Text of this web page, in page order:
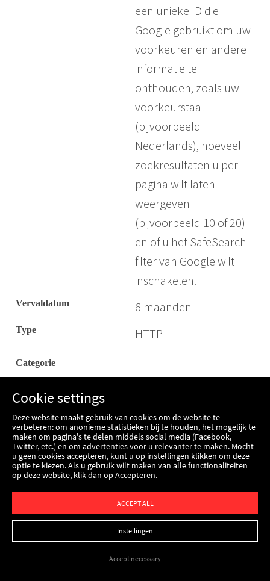
een unieke ID die
Google gebruikt om uw
voorkeuren en andere
informatie te
onthouden, zoals uw
voorkeurstaal
(bijvoorbeeld
Nederlands), hoeveel
zoekresultaten u per
pagina wilt laten
weergeven
(bijvoorbeeld 10 of 20)
en of u het SafeSearch-
filter van Google wilt
inschakelen.
6 maanden
HTTP
HSID
Google
Google gebruikt de
die digitaal
ondertekende en
gecodeerde gegevens
bevatten over de
Cookie settings
Deze website maakt gebruik van cookies om de website te
verbeteren: om anonieme statistieken bij te houden, het mogelijk te
maken om pagina's te delen middels social media (Facebook,
Twitter, etc.) en om advertenties voor u relevanter te maken. Mocht
u geen cookies accepteren, kunt u op instellingen klikken om deze
optie te kiezen. Als u gebruik wilt maken van alle functionaliteiten
op deze website, klik dan op Accepteren.
ACCEPT ALL
Instellingen
Accept necessary